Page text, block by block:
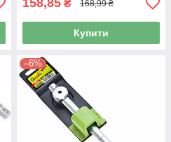
158,85 ₴ 168,99 ₴
Купити
–6%